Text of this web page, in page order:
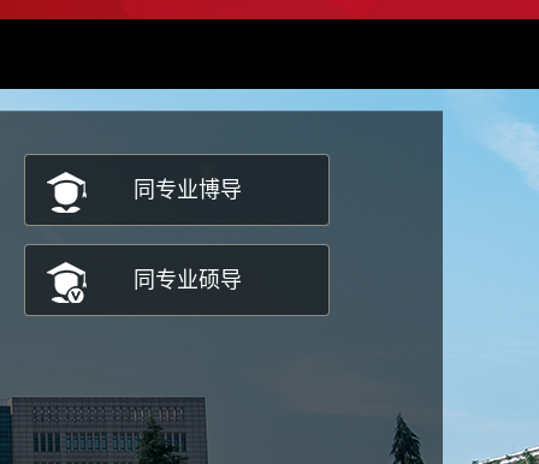
同专业博导
同专业硕导